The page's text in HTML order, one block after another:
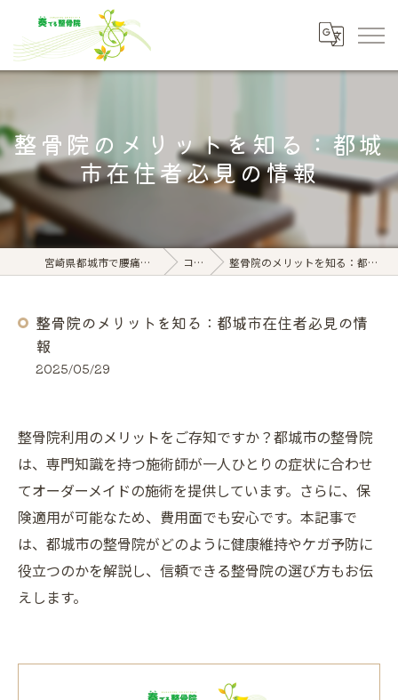
整骨院のメリットを知る：都城
市在住者必見の情報
宮崎県都城市で腰痛なら奏でる整骨院 コラム 整骨院のメリットを知る：都城市在住者必見の情報
整骨院のメリットを知る：都城市在住者必見の情
報
2025/05/29
整骨院利用のメリットをご存知ですか？都城市の整骨院
は、専門知識を持つ施術師が一人ひとりの症状に合わせ
てオーダーメイドの施術を提供しています。さらに、保
険適用が可能なため、費用面でも安心です。本記事で
は、都城市の整骨院がどのように健康維持やケガ予防に
役立つのかを解説し、信頼できる整骨院の選び方もお伝
えします。